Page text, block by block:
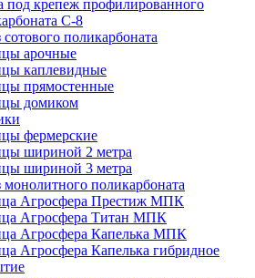
под крепеж профилированного
С-8
поликарбоната
арочные
каплевидные
прямостенные
домиком
фермерские
шириной 2 метра
шириной 3 метра
поликарбоната
Агросфера Престиж МПК
Агросфера Титан МПК
Агросфера Капелька МПК
Агросфера Капелька гибридное